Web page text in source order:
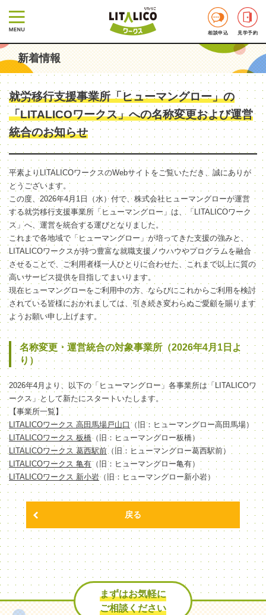
相談申込 見学予約
新着情報
就労移行支援事業所「ヒューマングロー」の
「LITALICOワークス」への名称変更および運営
統合のお知らせ
平素よりLITALICOワークスのWebサイトをご覧いただき、誠にありが
とうございます。
この度、2026年4月1日（水）付で、株式会社ヒューマングローが運営
する就労移行支援事業所「ヒューマングロー」は、「LITALICOワーク
ス」へ、運営を統合する運びとなりました。
これまで各地域で「ヒューマングロー」が培ってきた支援の強みと、
LITALICOワークスが持つ豊富な就職支援ノウハウやプログラムを融合
させることで、ご利用者様一人ひとりに合わせた、これまで以上に質の
高いサービス提供を目指してまいります。
現在ヒューマングローをご利用中の方、ならびにこれからご利用を検討
されている皆様におかれましては、引き続き変わらぬご愛顧を賜ります
ようお願い申し上げます。
名称変更・運営統合の対象事業所（2026年4月1日よ
り）
2026年4月より、以下の「ヒューマングロー」各事業所は「LITALICOワ
ークス」として新たにスタートいたします。
【事業所一覧】
LITALICOワークス 高田馬場戸山口 （旧：ヒューマングロー高田馬場）
LITALICOワークス 板橋（旧：ヒューマングロー板橋）
LITALICOワークス 葛西駅前 （旧：ヒューマングロー葛西駅前）
LITALICOワークス 亀有（旧：ヒューマングロー亀有）
LITALICOワークス 新小岩（旧：ヒューマングロー新小岩）
戻る
まずはお気軽に
ご相談ください